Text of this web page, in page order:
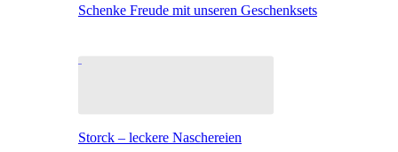
Schenke Freude mit unseren Geschenksets
Storck – leckere Naschereien